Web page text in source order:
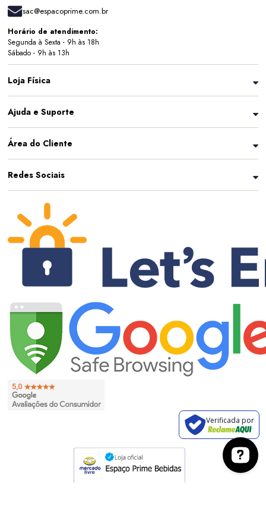
sac@espacoprime.com.br
Horário de atendimento:
Segunda à Sexta - 9h às 18h
Sábado - 9h às 13h
Loja Física
Ajuda e Suporte
Área do Cliente
Redes Sociais
Verificada por